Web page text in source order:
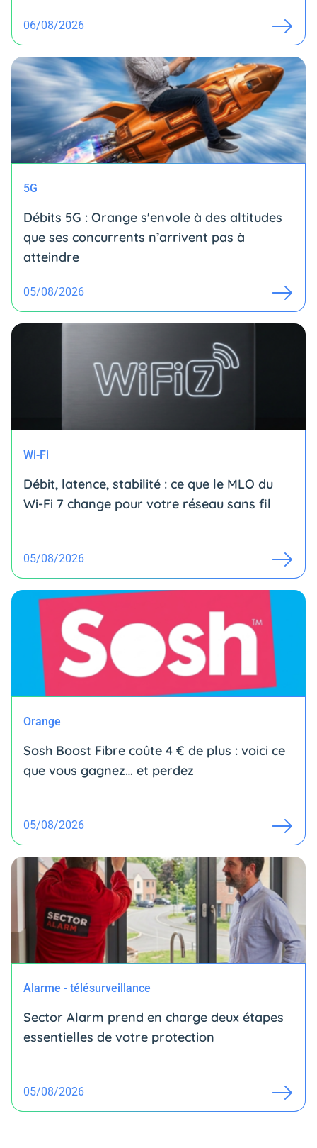
06/08/2026
5G
Débits 5G : Orange s'envole à des altitudes
que ses concurrents n’arrivent pas à
atteindre
05/08/2026
Wi-Fi
Débit, latence, stabilité : ce que le MLO du
Wi-Fi 7 change pour votre réseau sans fil
05/08/2026
Orange
Sosh Boost Fibre coûte 4 € de plus : voici ce
que vous gagnez… et perdez
05/08/2026
Alarme - télésurveillance
Sector Alarm prend en charge deux étapes
essentielles de votre protection
05/08/2026